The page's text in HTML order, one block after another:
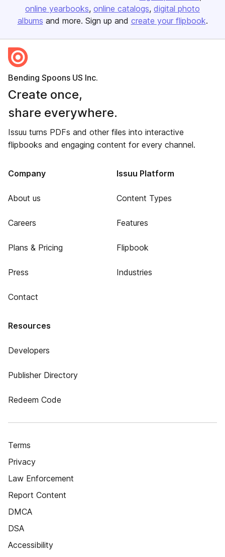
online yearbooks online catalogs digital photo
albums and more. Sign up and create your flipbook.
Bending Spoons US Inc.
Create once,
share everywhere.
Issuu turns PDFs and other files into interactive
flipbooks and engaging content for every channel.
Company
About us
Careers
Plans & Pricing
Press
Contact
Issuu Platform
Content Types
Features
Flipbook
Industries
Resources
Developers
Publisher Directory
Redeem Code
Terms
Privacy
Law Enforcement
Report Content
DMCA
DSA
Accessibility